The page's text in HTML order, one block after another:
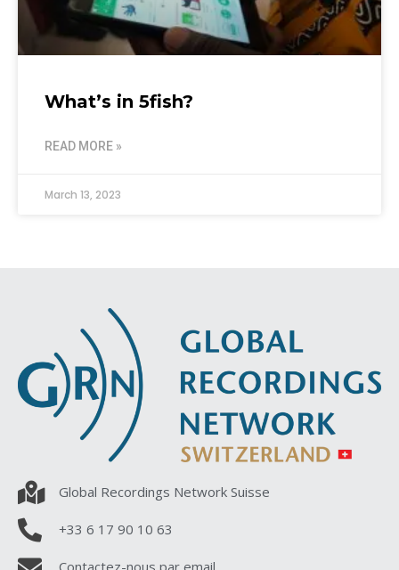
What’s in 5fish?
READ MORE »
March 13, 2023
Global Recordings Network Suisse
+33 6 17 90 10 63